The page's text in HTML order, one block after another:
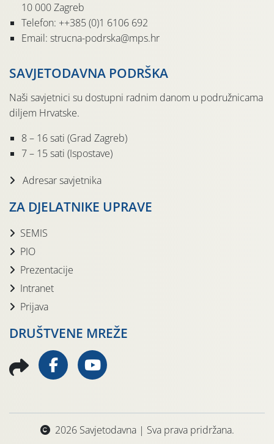
10 000 Zagreb
Telefon: ++385 (0)1 6106 692
Email: strucna-podrska@mps.hr
SAVJETODAVNA PODRŠKA
Naši savjetnici su dostupni radnim danom u podružnicama
diljem Hrvatske.
8 – 16 sati (Grad Zagreb)
7 – 15 sati (Ispostave)
Adresar savjetnika
ZA DJELATNIKE UPRAVE
SEMIS
PIO
Prezentacije
Intranet
Prijava
DRUŠTVENE MREŽE
2026 Savjetodavna | Sva prava pridržana.